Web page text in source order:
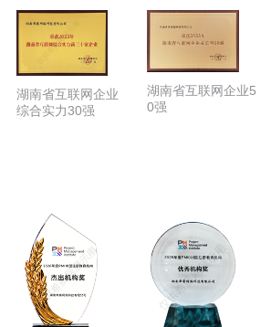
湖南省互联网企业
综合实力30强
湖南省互联网企业5
0强